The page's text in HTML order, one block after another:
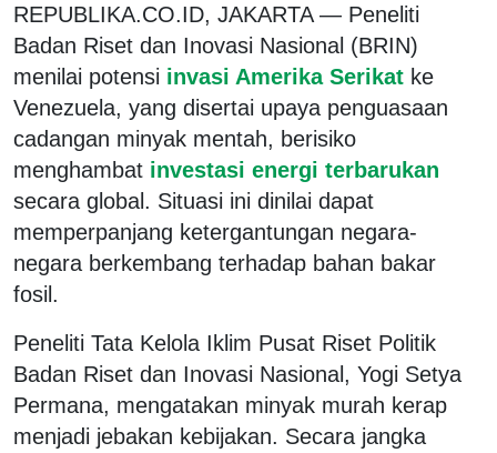
REPUBLIKA.CO.ID, JAKARTA — Peneliti
Badan Riset dan Inovasi Nasional (BRIN)
menilai potensi invasi Amerika Serikat ke
Venezuela, yang disertai upaya penguasaan
cadangan minyak mentah, berisiko
menghambat investasi energi terbarukan
secara global. Situasi ini dinilai dapat
memperpanjang ketergantungan negara-
negara berkembang terhadap bahan bakar
fosil.
Peneliti Tata Kelola Iklim Pusat Riset Politik
Badan Riset dan Inovasi Nasional , Yogi Setya
Permana, mengatakan minyak murah kerap
menjadi jebakan kebijakan. Secara jangka